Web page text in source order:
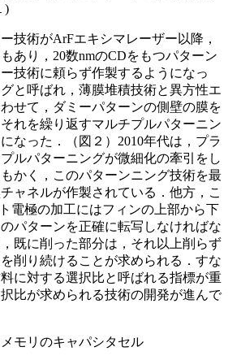
)
技術がArFエキシマレーザー以降，
あり，20数nmのCDをもつパターン
技術に頼らず作製するようになっ
と呼ばれ，薄膜堆積技術と異方性エ
せて，ダミーパターンの側壁の膜を
れを繰り返すマルチプルパターニン
なった．（図２）2010年代は，プラ
ルパターニングが微細化の牽引をし
かく，このパターンニング技術を最
ャネルが作製されている．他方，こ
電極の加工にはフィンの上部から下
パターンを正確に転写しなければな
既に削った部分は，それ以上削らず
削り続けることが求められる．すな
に対する選択比と呼ばれる指標が重
比が求められる技術の開発が進んで
モリのキャパシタセル